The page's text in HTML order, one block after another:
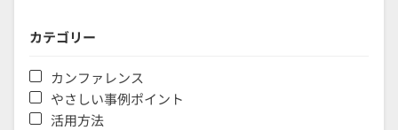
カテゴリー
カンファレンス
やさしい事例ポイント
活用方法